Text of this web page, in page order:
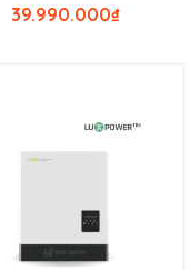
₫
39.990.000